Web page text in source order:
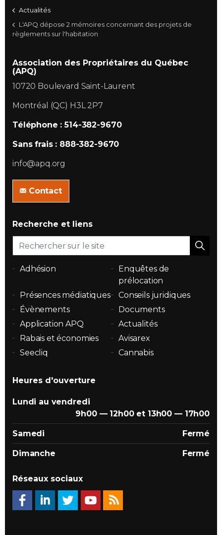
Actualités
L'APQ dépose 2 mémoires concernant des projets de
règlements sur l'habitation
Association des Propriétaires du Québec
(APQ)
10720 Boulevard Saint-Laurent
Montréal (QC) H3L 2P7
Téléphone : 514-382-9670
Sans frais : 888-382-9670
info@apq.org
Contact
Recherche et liens
Adhésion
Enquêtes de
prélocation
Présences médiatiques
Conseils juridiques
Évènements
Documents
Application APQ
Actualités
Rabais et économies
Avisarex
Seecliq
Cannabis
Heures d'ouverture
Lundi au vendredi
9h00 — 12h00 et 13h00 — 17h00
Samedi Fermé
Dimanche Fermé
Réseaux sociaux